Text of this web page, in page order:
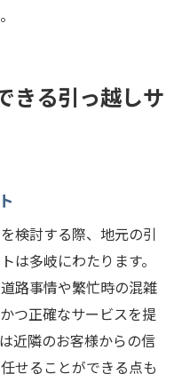
きる引っ越しサ
検討する際、地元の引
は多岐にわたります。
路事情や繁忙時の混雑
つ正確なサービスを提
近隣のお客様からの信
せることができる点も